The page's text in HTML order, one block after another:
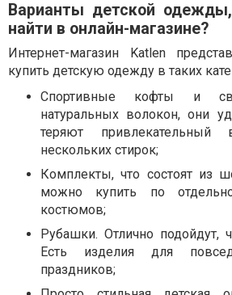
Варианты детской
найти в онлайн-магазине?
Интернет-магазин Katlen
купить детскую одежду в таких
Спортивные кофты и
натуральных волокон, они
теряют
нескольких стирок;
Комплекты, что состоят из
можно купить по
костюмов;
Рубашки. Отлично подойдут,
Есть изделия для
праздников;